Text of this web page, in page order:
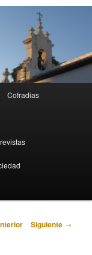
Cofradias
Siguiente →